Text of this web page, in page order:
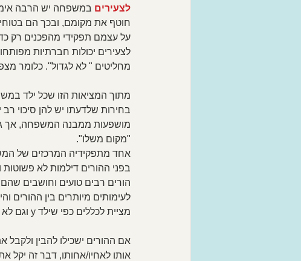
לצעירים במשפחה יש הרבה
חוטף את מקומם, ובכך הם
על עצמם תפקידי מהפכנים רק
לצעירים יכולות חברתיות
מחליטים " לא לגדול". כלומר
מתוך המציאות הזו שכל ילד
בחירות שלדעתו יש להן סיכוי
מושפעות ממבנה המשפחה, אך גם
"מקום משלו".
אחד מתפקידיה המרכזים של
בפני ההורים דילמות לא
הורים רבים טועים וחושבים
מציית לכללים כפי שילד y וגם לא מבינים מדוע ילד אחד יותר מאתגר אותם מהשני.....
אם ההורים ישכילו להבין ולקבל
אותו לאחיו/אחותו, דבר זה יקל